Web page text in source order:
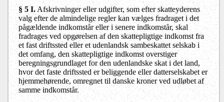
§ 5 I.Afskrivninger eller udgifter, som efter skatteyderens
valg efter de almindelige regler kan vælges fradraget i det
pågældende indkomstår eller i senere indkomstår, skal
fradrages ved opgørelsen af den skattepligtige indkomst fra
et fast driftssted eller et udenlandsk sambeskattet selskab i
det omfang, den skattepligtige indkomst overstiger
beregningsgrundlaget for den udenlandske skat i det land,
hvor det faste driftssted er beliggende eller datterselskabet er
hjemmehørende, omregnet til danske kroner ved udløbet af
samme indkomstår.